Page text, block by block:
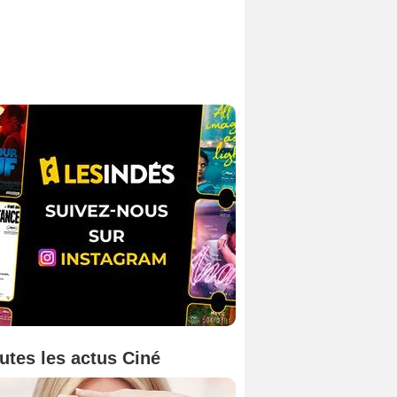
les actus Ciné